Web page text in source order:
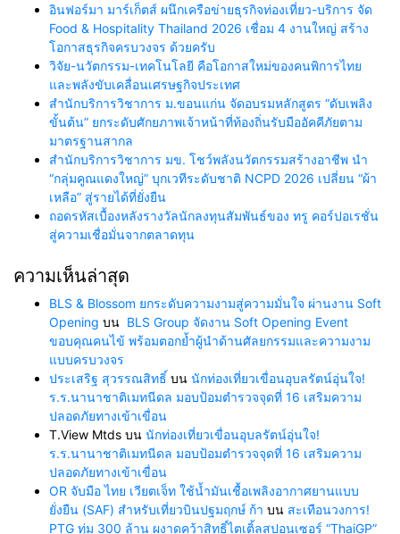
อินฟอร์มา มาร์เก็ตส์ ผนึกเครือข่ายธุรกิจท่องเที่ยว-บริการ จัด
Food & Hospitality Thailand 2026 เชื่อม 4 งานใหญ่ สร้าง
โอกาสธุรกิจครบวงจร ด้วยครับ
วิจัย-นวัตกรรม-เทคโนโลยี คือโอกาสใหม่ของคนพิการไทย
และพลังขับเคลื่อนเศรษฐกิจประเทศ
สำนักบริการวิชาการ ม.ขอนแก่น จัดอบรมหลักสูตร “ดับเพลิง
ขั้นต้น” ยกระดับศักยภาพเจ้าหน้าที่ท้องถิ่นรับมืออัคคีภัยตาม
มาตรฐานสากล
สำนักบริการวิชาการ มข. โชว์พลังนวัตกรรมสร้างอาชีพ นำ
“กลุ่มคูณแดงใหญ่” บุกเวทีระดับชาติ NCPD 2026 เปลี่ยน “ผ้า
เหลือ” สู่รายได้ที่ยั่งยืน
ถอดรหัสเบื้องหลังรางวัลนักลงทุนสัมพันธ์ของ ทรู คอร์ปอเรชั่น
สู่ความเชื่อมั่นจากตลาดทุน
ความเห็นล่าสุด
BLS & Blossom ยกระดับความงามสู่ความมั่นใจ ผ่านงาน Soft
Opening บน BLS Group จัดงาน Soft Opening Event
ขอบคุณคนไข้ พร้อมตอกย้ำผู้นำด้านศัลยกรรมและความงาม
แบบครบวงจร
ประเสริฐ สุวรรณสิทธิ์ บน นักท่องเที่ยวเขื่อนอุบลรัตน์อุ่นใจ!
ร.ร.นานาชาติเมทนีดล มอบป้อมตำรวจจุดที่ 16 เสริมความ
ปลอดภัยทางเข้าเขื่อน
T.View Mtds บน นักท่องเที่ยวเขื่อนอุบลรัตน์อุ่นใจ!
ร.ร.นานาชาติเมทนีดล มอบป้อมตำรวจจุดที่ 16 เสริมความ
ปลอดภัยทางเข้าเขื่อน
OR จับมือ ไทย เวียตเจ็ท ใช้น้ำมันเชื้อเพลิงอากาศยานแบบ
ยั่งยืน (SAF) สำหรับเที่ยวบินปฐมฤกษ์ ก้า บน สะเทือนวงการ!
PTG ทุ่ม 300 ล้าน ผงาดคว้าสิทธิ์ไตเติ้ลสปอนเซอร์ “ThaiGP”